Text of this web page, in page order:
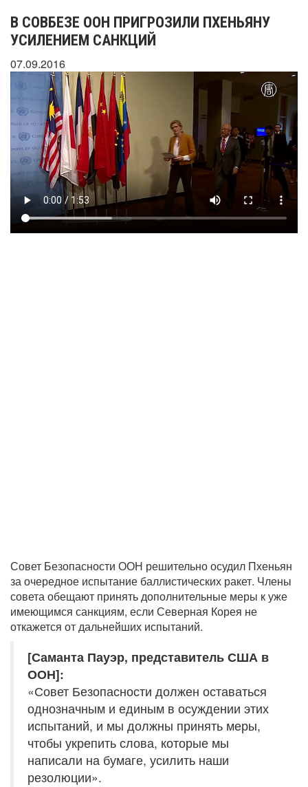
В СОВБЕЗЕ ООН ПРИГРОЗИЛИ ПХЕНЬЯНУ
УСИЛЕНИЕМ САНКЦИЙ
07.09.2016
Совет Безопасности ООН решительно осудил Пхеньян
за очередное испытание баллистических ракет. Члены
совета обещают принять дополнительные меры к уже
имеющимся санкциям, если Северная Корея не
откажется от дальнейших испытаний.
[Саманта Пауэр, представитель США в
ООН]:
«Совет Безопасности должен оставаться
однозначным и единым в осуждении этих
испытаний, и мы должны принять меры,
чтобы укрепить слова, которые мы
написали на бумаге, усилить наши
резолюции».